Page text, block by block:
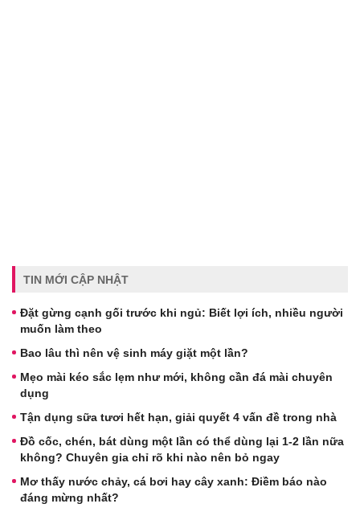
TIN MỚI CẬP NHẬT
Đặt gừng cạnh gối trước khi ngủ: Biết lợi ích, nhiều người
muốn làm theo
Bao lâu thì nên vệ sinh máy giặt một lần?
Mẹo mài kéo sắc lẹm như mới, không cần đá mài chuyên
dụng
Tận dụng sữa tươi hết hạn, giải quyết 4 vấn đề trong nhà
Đồ cốc, chén, bát dùng một lần có thể dùng lại 1-2 lần nữa
không? Chuyên gia chỉ rõ khi nào nên bỏ ngay
Mơ thấy nước chảy, cá bơi hay cây xanh: Điềm báo nào
đáng mừng nhất?